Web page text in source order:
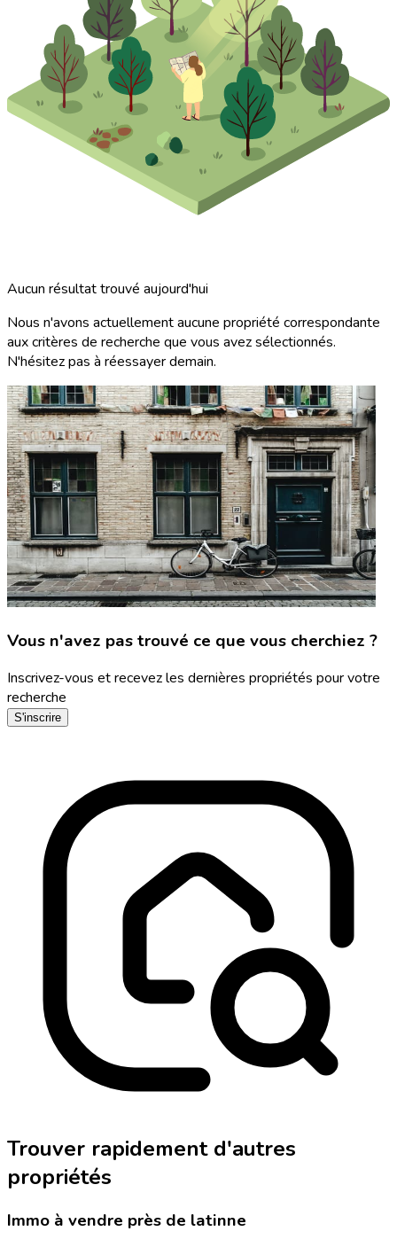
Aucun résultat trouvé aujourd'hui
Nous n'avons actuellement aucune propriété correspondante
aux critères de recherche que vous avez sélectionnés.
N'hésitez pas à réessayer demain.
Vous n'avez pas trouvé ce que vous cherchiez ?
Inscrivez-vous et recevez les dernières propriétés pour votre
recherche
S'inscrire
Trouver rapidement d'autres
propriétés
Immo à vendre près de latinne